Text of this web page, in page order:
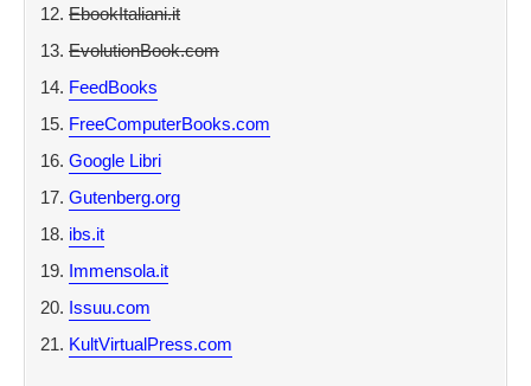
EbookItaliani.it
EvolutionBook.com
FeedBooks
FreeComputerBooks.com
Google Libri
Gutenberg.org
ibs.it
Immensola.it
Issuu.com
KultVirtualPress.com